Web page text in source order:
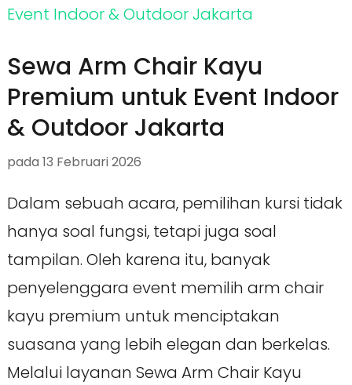
Sewa Arm Chair Kayu
Premium untuk Event Indoor
& Outdoor Jakarta
pada 13 Februari 2026
Dalam sebuah acara, pemilihan kursi tidak
hanya soal fungsi, tetapi juga soal
tampilan. Oleh karena itu, banyak
penyelenggara event memilih arm chair
kayu premium untuk menciptakan
suasana yang lebih elegan dan berkelas.
Melalui layanan Sewa Arm Chair Kayu